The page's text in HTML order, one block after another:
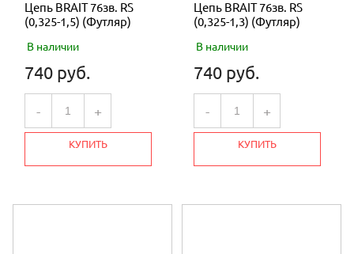
Цепь BRAIT 76зв. RS
(0,325-1,5) (Футляр)
В наличии
740 руб.
- +
КУПИТЬ
Цепь BRAIT 76зв. RS
(0,325-1,3) (Футляр)
В наличии
740 руб.
- +
КУПИТЬ